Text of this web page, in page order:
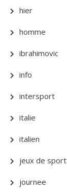
hier
homme
ibrahimovic
info
intersport
italie
italien
jeux de sport
journee